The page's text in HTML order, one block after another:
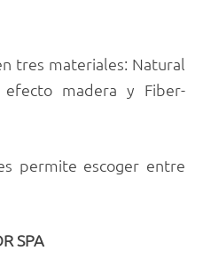
tres materiales: Natural
efecto madera y Fiber-
permite escoger entre
SPA